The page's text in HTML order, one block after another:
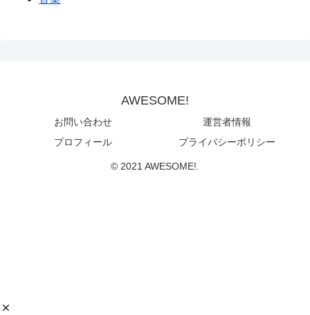
AWESOME!
お問い合わせ
運営者情報
プロフィール
プライバシーポリシー
© 2021 AWESOME!.